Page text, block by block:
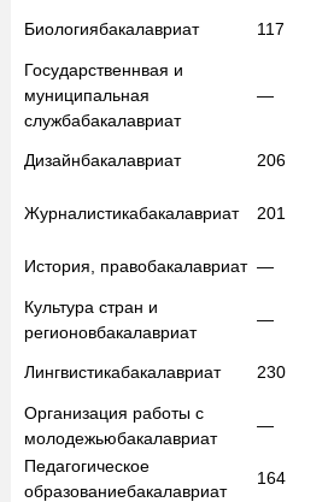
Биологиябакалавриат 117
Государственнвая и
муниципальная
службабакалавриат
—
Дизайнбакалавриат 206
Журналистикабакалавриат 201
История, правобакалавриат —
Культура стран и
регионовбакалавриат
—
Лингвистикабакалавриат 230
Организация работы с
молодежьюбакалавриат
—
Педагогическое
образованиебакалавриат
164